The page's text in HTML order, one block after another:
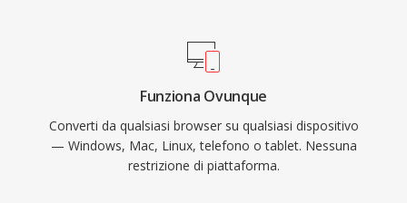
Funziona Ovunque
Converti da qualsiasi browser su qualsiasi dispositivo
— Windows, Mac, Linux, telefono o tablet. Nessuna
restrizione di piattaforma.